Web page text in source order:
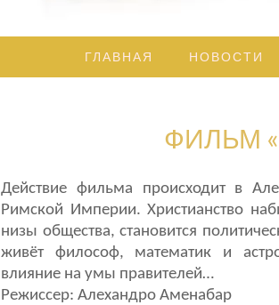
ГЛАВНАЯ НОВОСТИ
ФИЛЬМ
Действие фильма происходит в
Римской Империи. Христианство
низы общества, становится
живёт философ, математик и
влияние на умы правителей…
Режиссер: Алехандро Аменабар